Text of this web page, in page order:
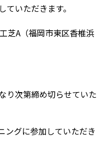
いただきます。
芝A（福岡市東区香椎浜
次第締め切らせていた
ングに参加していただき